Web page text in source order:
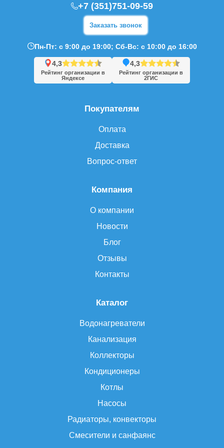
Каталог
Водонагреватели
Канализация
Коллекторы
Кондиционеры
Котлы
Насосы
Радиаторы, конвекторы
Смесители и санфаянс
Компания
О компании
Новости
Блог
Отзывы
Контакты
Покупателям
Оплата
Доставка
Вопрос-ответ
+7 (351)751-09-59
Заказать звонок
Пн-Пт: с 9:00 до 19:00; Сб-Вс: с 10:00 до 16:00
4,3
Рейтинг организации в
Яндексе
4,3
Рейтинг организации в
2ГИС